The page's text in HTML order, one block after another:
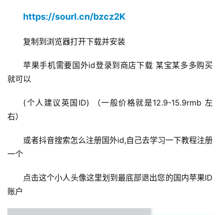
https://sourl.cn/bzcz2K
复制到浏览器打开下载并安装
苹果手机需要国外id登录到商店下载 某宝某多多购买
就可以
(个人建议英国ID) （一般价格就是12.9-15.9rmb 左
右）
或者抖音搜索怎么注册国外id,自己去学习一下教程注册
一个
点击这个小人头像这里划到最底部退出您的国内苹果ID
账户